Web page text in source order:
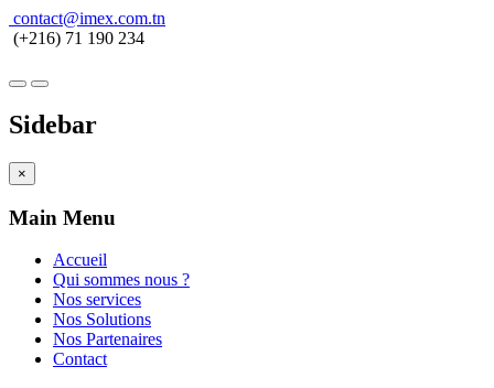
contact@imex.com.tn
(+216) 71 190 234
Sidebar
×
Main Menu
Accueil
Qui sommes nous ?
Nos services
Nos Solutions
Nos Partenaires
Contact